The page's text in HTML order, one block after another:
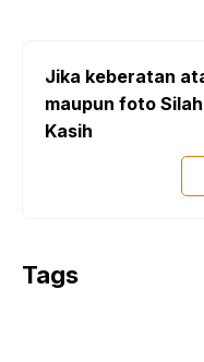
Jika keberatan
maupun foto
Kasih
Tags